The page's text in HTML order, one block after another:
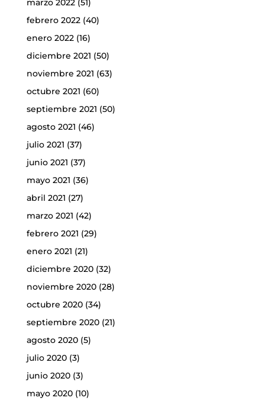
marzo 2022(51)
febrero 2022(40)
enero 2022(16)
diciembre 2021 (50)
noviembre 2021 (63)
octubre 2021 (60)
septiembre 2021 (50)
agosto 2021 (46)
julio 2021 (37)
junio 2021 (37)
mayo 2021 (36)
abril 2021 (27)
marzo 2021 (42)
febrero 2021 (29)
enero 2021 (21)
diciembre 2020(32)
noviembre 2020(28)
octubre 2020(34)
septiembre 2020(21)
agosto 2020(5)
julio 2020(3)
junio 2020(3)
mayo 2020(10)